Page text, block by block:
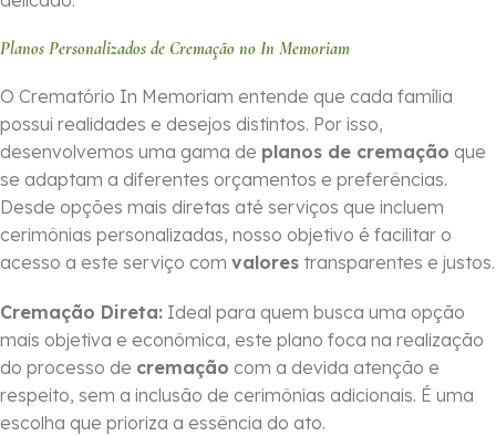
Planos Personalizados de Cremação no In Memoriam
O Crematório In Memoriam entende que cada família
possui realidades e desejos distintos. Por isso,
desenvolvemos uma gama de planos de cremação que
se adaptam a diferentes orçamentos e preferências.
Desde opções mais diretas até serviços que incluem
cerimônias personalizadas, nosso objetivo é facilitar o
acesso a este serviço com valores transparentes e justos.
Cremação Direta: Ideal para quem busca uma opção
mais objetiva e econômica, este plano foca na realização
do processo de cremação com a devida atenção e
respeito, sem a inclusão de cerimônias adicionais. É uma
escolha que prioriza a essência do ato.